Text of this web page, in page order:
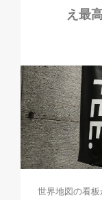
え最
世界地図の看